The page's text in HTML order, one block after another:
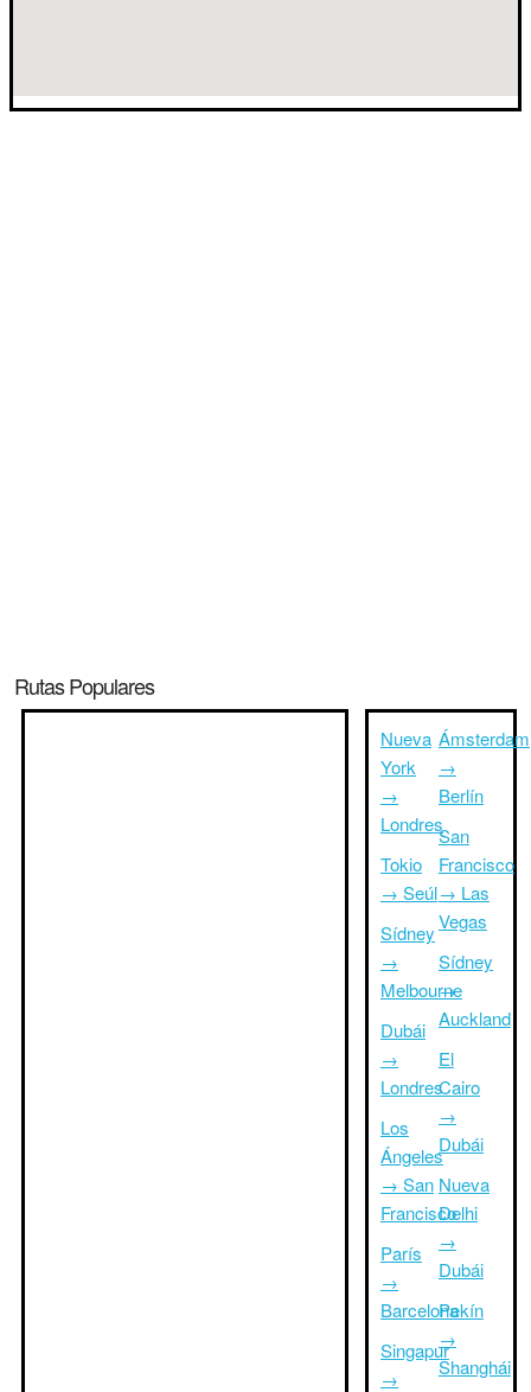
Rutas Populares
Nueva
York
→
Londres
Tokio
→ Seúl
Sídney
→
Melbourne
Dubái
→
Londres
Los
Ángeles
→ San
Francisco
París
→
Barcelona
Singapur
→
Ámsterdam
→
Berlín
San
Francisco
→ Las
Vegas
Sídney
→
Auckland
El
Cairo
→
Dubái
Nueva
Delhi
→
Dubái
Pekín
→
Shanghái